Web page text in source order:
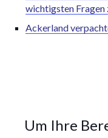
wichtigsten Fragen
Ackerland
Um Ihre